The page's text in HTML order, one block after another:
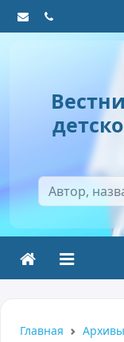
Главная Архивы